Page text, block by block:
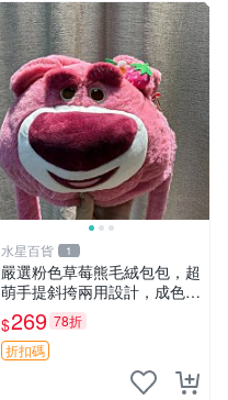
水星百貨 1
嚴選粉色草莓熊毛絨包包，超
萌手提斜挎兩用設計，成色上
佳容量大 粉紅草莓 毛絨包 超
大容量
$269 78折
折扣碼